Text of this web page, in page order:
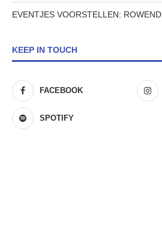
EVENTJES VOORSTELLEN: ROWEND
KEEP IN TOUCH
FACEBOOK
SPOTIFY